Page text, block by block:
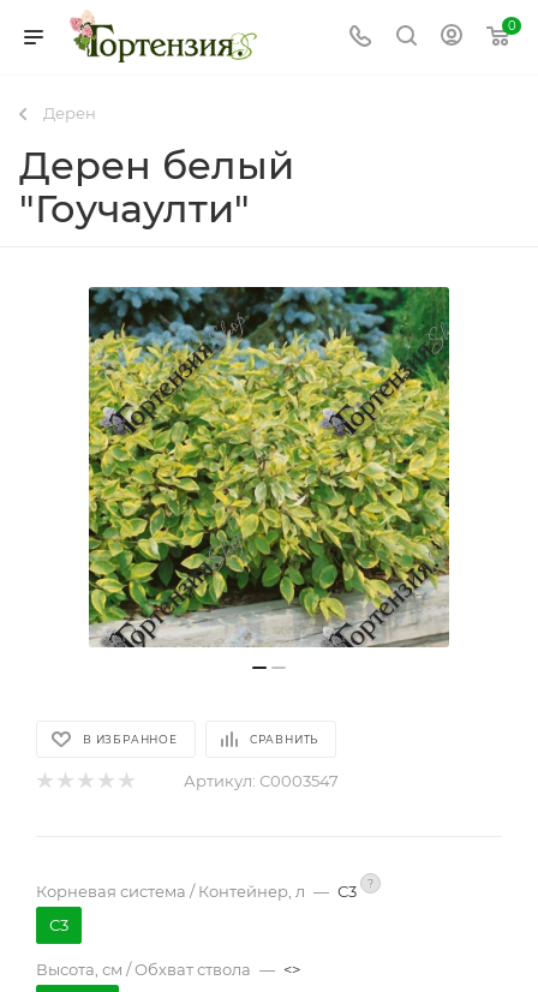
0
Дерен
Дерен белый
"Гоучаулти"
В ИЗБРАННОЕ СРАВНИТЬ
Артикул: С0003547
Корневая система / Контейнер, л — С3 ?
С3
Высота, см / Обхват ствола — <>